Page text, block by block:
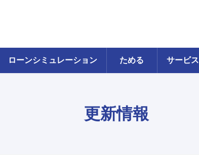
ローンシミュレーション ためる サービス
更新情報